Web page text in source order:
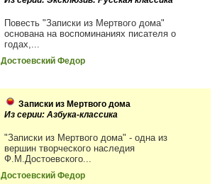
Повесть "Записки из Мертвого дома"
основана на воспоминаниях писателя о
годах,...
Достоевский Федор
Записки из Мертвого дома
Из серии: Азбука-классика
"Записки из Мертвого дома" - одна из
вершин творческого наследия
Ф.М.Достоевского...
Достоевский Федор